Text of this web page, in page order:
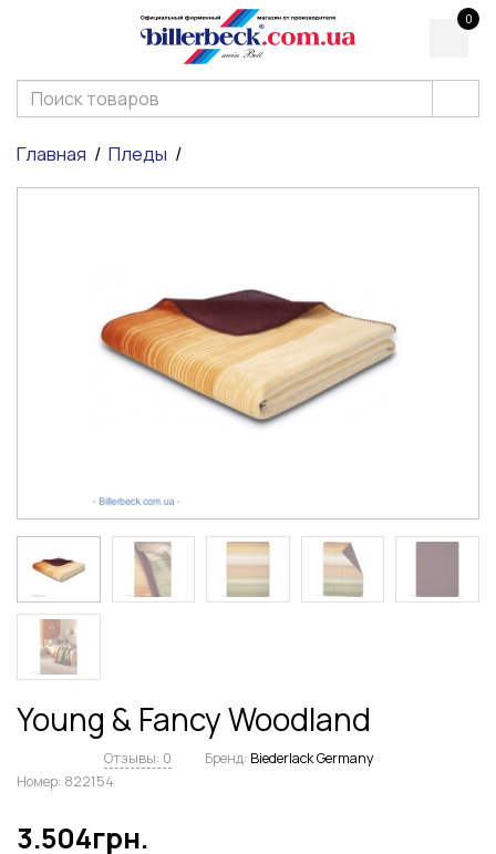
0
Главная Пледы
Young & Fancy Woodland
Отзывы: 0 Бренд: Biederlack Germany
Номер: 822154
3.504грн.